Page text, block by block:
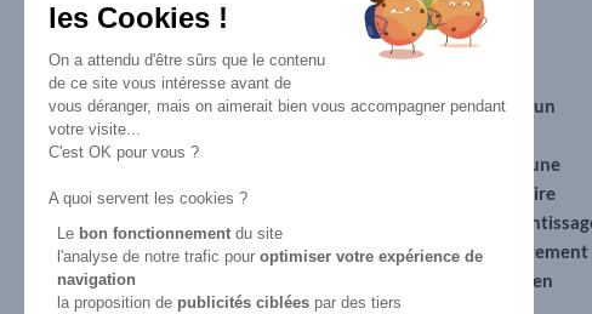
les Cookies !
On a attendu d'être sûrs que le contenu
de ce site vous intéresse avant de
vous déranger, mais on aimerait bien vous accompagner pendant
votre visite...
C'est OK pour vous ?
A quoi servent les cookies ?
Le bon fonctionnement du site
l'analyse de notre trafic pour optimiser votre expérience de
navigation
la proposition de publicités ciblées par des tiers
Formation en
apprentissage
CAP esthétique
BTS MECP
Spa praticien
Reconversion
professionnelle
ESPACE
EMPLOYEURS
Pourquoi recruter un
Pourquoi devenir une
entreprise partenaire
Le contrat
Les aides au recrutement
Déposer une offre en
alternance